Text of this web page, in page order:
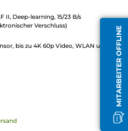
II, Deep-learning, 15/23 B/s
Verschluss)
bis zu 4K 60p Video, WLAN und
MITARBEITER OFFLINE